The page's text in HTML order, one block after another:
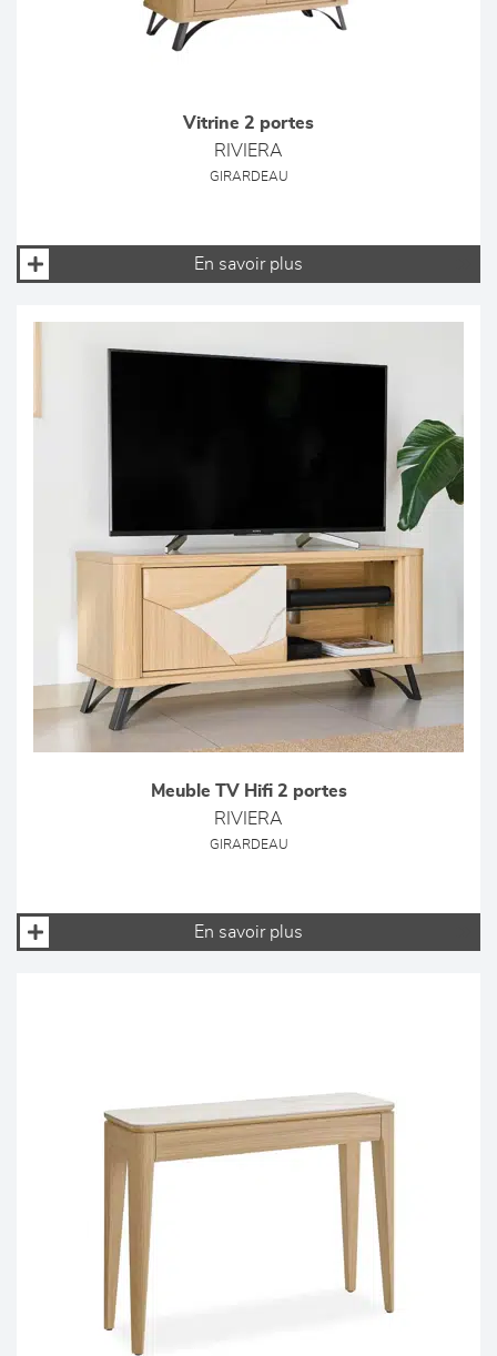
Vitrine 2 portes
RIVIERA
GIRARDEAU
En savoir plus
Meuble TV Hifi 2 portes
RIVIERA
GIRARDEAU
En savoir plus